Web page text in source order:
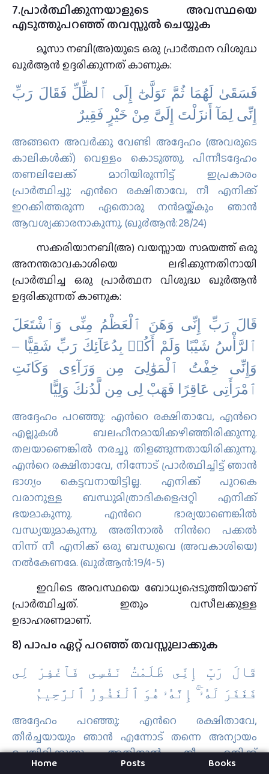
7.പ്രാർത്ഥിക്കുന്നയാളുടെ അവസ്ഥയെ
എടുത്തുപറഞ്ഞ് തവസ്സുല്‍ ചെയ്യുക
മൂസാ നബി(അ)യുടെ ഒരു പ്രാർത്ഥന വിശുദ്ധ
ഖുർആൻ ഉദ്ദരിക്കുന്നത് കാണുക:
فَسَقَىٰ لَهُمَا ثُمَّ تَوَلَّىٰٓ إِلَى ٱلظِّلِّ فَقَالَ رَبِّ
إِنِّى لِمَآ أَنزَلْتَ إِلَىَّ مِنْ خَيْرٍ فَقِيرٌ
അങ്ങനെ അവര്‍ക്കു വേണ്ടി അദ്ദേഹം (അവരുടെ
കാലികള്‍ക്ക്‌) വെള്ളം കൊടുത്തു. പിന്നീടദ്ദേഹം
തണലിലേക്ക് മാറിയിരുന്നിട്ട് ഇപ്രകാരം
പ്രാര്‍ത്ഥിച്ചു: എന്‍റെ രക്ഷിതാവേ, നീ എനിക്ക്
ഇറക്കിത്തരുന്ന ഏതൊരു നന്‍മയ്ക്കും ഞാന്‍
ആവശ്യക്കാരനാകുന്നു. (ഖു൪ആന്‍:28/24)
സക്കരിയാനബി(അ) വയസ്സായ സമയത്ത് ഒരു
അനന്തരാവകാശിയെ ലഭിക്കുന്നതിനായി
പ്രാർത്ഥിച്ച ഒരു പ്രാർത്ഥന വിശുദ്ധ ഖുർആൻ
ഉദ്ദരിക്കുന്നത് കാണുക:
قَالَ رَبِّ إِنِّى وَهَنَ ٱلْعَظْمُ مِنِّى وَٱشْتَعَلَ
ٱلرَّأْسُ شَيْبًا وَلَمْ أَكُنۢ بِدُعَآئِكَ رَبِّ شَقِيًّا –
وَإِنِّى خِفْتُ ٱلْمَوَٰلِىَ مِن وَرَآءِى وَكَانَتِ
ٱمْرَأَتِى عَاقِرًا فَهَبْ لِى مِن لَّدُنكَ وَلِيًّا
അദ്ദേഹം പറഞ്ഞു: എന്‍റെ രക്ഷിതാവേ, എന്‍റെ
എല്ലുകള്‍ ബലഹീനമായിക്കഴിഞ്ഞിരിക്കുന്നു.
തലയാണെങ്കില്‍ നരച്ചു തിളങ്ങുന്നതായിരിക്കുന്നു.
എന്‍റെ രക്ഷിതാവേ, നിന്നോട് പ്രാര്‍ത്ഥിച്ചിട്ട് ഞാന്‍
ഭാഗ്യം കെട്ടവനായിട്ടില്ല. എനിക്ക് പുറകെ
വരാനുള്ള ബന്ധുമിത്രാദികളെപ്പറ്റി എനിക്ക്
ഭയമാകുന്നു. എന്‍റെ ഭാര്യയാണെങ്കില്‍
വന്ധ്യയുമാകുന്നു. അതിനാല്‍ നിന്‍റെ പക്കല്‍
നിന്ന് നീ എനിക്ക് ഒരു ബന്ധുവെ (അവകാശിയെ)
നല്‍കേണമേ. (ഖു൪ആന്‍:19/4-5)
ഇവിടെ അവസ്ഥയെ ബോധ്യപ്പെടുത്തിയാണ്
പ്രാർത്ഥിച്ചത്. ഇതും വസീലക്കുള്ള
ഉദാഹരണമാണ്.
8) പാപം ഏറ്റ് പറഞ്ഞ് തവസ്സുലാക്കുക
قَالَ رَبِّ إِنِّى ظَلَمْتُ نَفْسِى فَٱغْفِرْ لِى
فَغَفَرَ لَهُۥٓ ۚ إِنَّهُۥ هُوَ ٱلْغَفُورُ ٱلرَّحِيمُ
അദ്ദേഹം പറഞ്ഞു: എന്‍റെ രക്ഷിതാവേ,
തീര്‍ച്ചയായും ഞാന്‍ എന്നോട് തന്നെ അന്യായം
ചെയ്തിരിക്കുന്നു. അതിനാല്‍ നീ എനിക്ക്
പൊറുത്തുതരേണമേ. അപ്പോള്‍ അദ്ദേഹത്തിന്
Home Posts Books